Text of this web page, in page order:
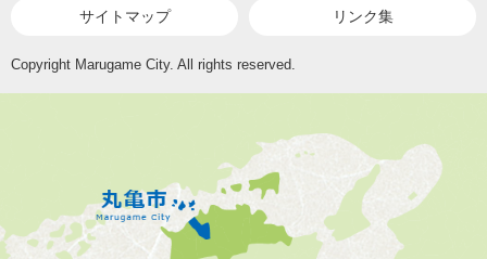
サイトマップ リンク集
Copyright Marugame City. All rights reserved.